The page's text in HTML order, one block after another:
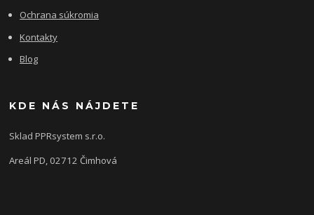
Ochrana súkromia
Kontakty
Blog
KDE NÁS NÁJDETE
Sklad PPRsystem s.r.o.
Areál PD, 02712 Čimhová